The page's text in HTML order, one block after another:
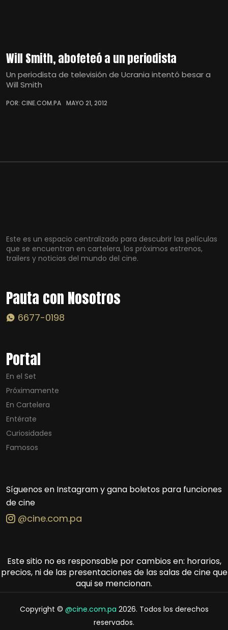
Will Smith, abofeteó a un periodista
Un periodista de televisión de Ucrania intentó besar a
Will Smith
POR: CINE.COM.PA MAYO 21, 2012
Este es un espacio centralizado para descubrir las películas
que se encuentran en cartelera, los próximos estrenos,
trailers y noticias del mundo del cine.
Pauta con Nosotros
6677-0198
Portal
En el Set
Próximamente
En Cartelera
Entérate
Curiosidades
Famosos
Síguenos en Instagram y gana boletos para funciones
de cine
@cine.com.pa
Este sitio no es responsable por cambios en: horarios,
precios, ni de las presentaciones de las salas de cine que
aqui se mencionan.
Copyright © @cine.com.pa 2026. Todos los derechos
reservados.